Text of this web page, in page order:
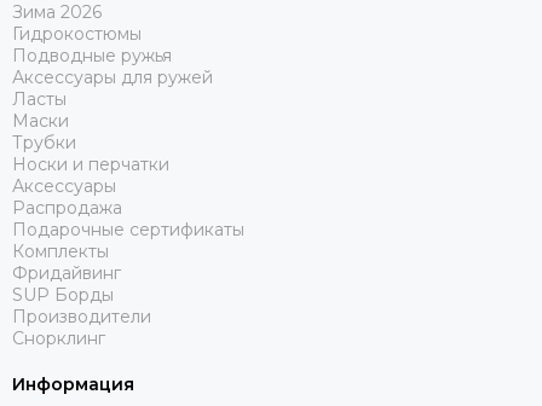
Зима 2026
Гидрокостюмы
Подводные ружья
Аксессуары для ружей
Ласты
Маски
Трубки
Носки и перчатки
Аксессуары
Распродажа
Подарочные сертификаты
Комплекты
Фридайвинг
SUP Борды
Производители
Снорклинг
Информация